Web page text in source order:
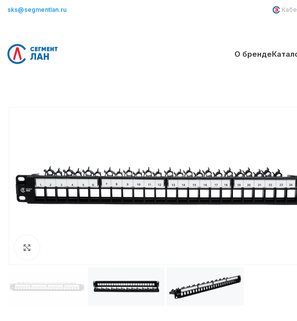
sks@segmentlan.ru
О бренде